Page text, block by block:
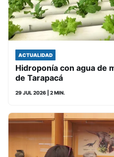
ACTUALIDAD
Hidroponía con agua de
de Tarapacá
29 JUL 2026 | 2 MIN.